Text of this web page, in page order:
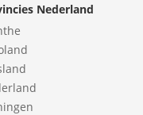
Nederland